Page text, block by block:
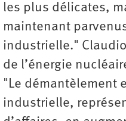
les plus délicates,
maintenant
industrielle."
de l’énergie
"Le démantèlement
industrielle,